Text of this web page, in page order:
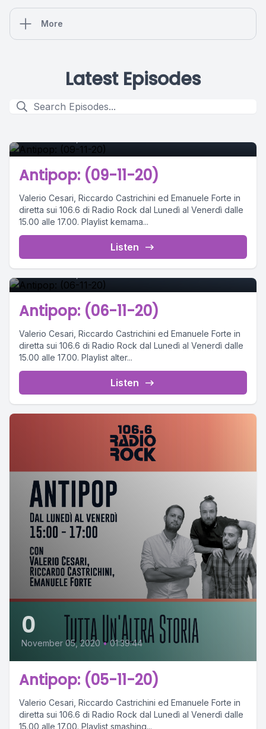
More
Latest Episodes
0
Antipop: (09-11-20)
Valerio Cesari, Riccardo Castrichini ed Emanuele Forte in
diretta sui 106.6 di Radio Rock dal Lunedì al Venerdì dalle
15.00 alle 17.00. Playlist kemama...
Listen
0
Antipop: (06-11-20)
Valerio Cesari, Riccardo Castrichini ed Emanuele Forte in
diretta sui 106.6 di Radio Rock dal Lunedì al Venerdì dalle
15.00 alle 17.00. Playlist alter...
Listen
0
November 05, 2020 • 01:39:44
Antipop: (05-11-20)
Valerio Cesari, Riccardo Castrichini ed Emanuele Forte in
diretta sui 106.6 di Radio Rock dal Lunedì al Venerdì dalle
15.00 alle 17.00. Playlist smashing...